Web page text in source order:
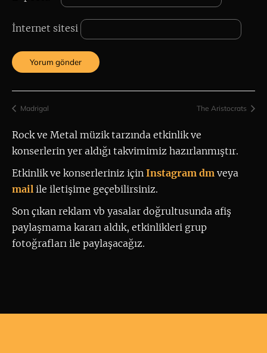
İnternet sitesi
Madrigal The Aristocrats
Rock ve Metal müzik tarzında etkinlik ve
konserlerin yer aldığı takvimimiz hazırlanmıştır.
Etkinlik ve konserleriniz için Instagram dm
mail ile iletişime geçebilirsiniz.
Son çıkan reklam vb yasalar doğrultusunda afiş
paylaşmama kararı aldık, etkinlikleri grup
fotoğrafları ile paylaşacağız.